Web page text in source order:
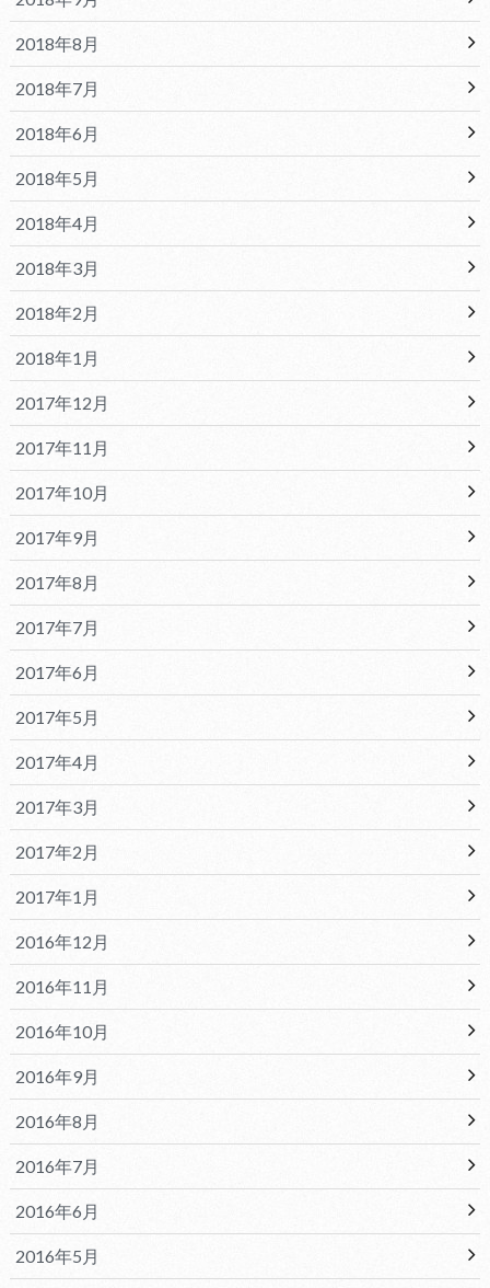
2018年8月
2018年7月
2018年6月
2018年5月
2018年4月
2018年3月
2018年2月
2018年1月
2017年12月
2017年11月
2017年10月
2017年9月
2017年8月
2017年7月
2017年6月
2017年5月
2017年4月
2017年3月
2017年2月
2017年1月
2016年12月
2016年11月
2016年10月
2016年9月
2016年8月
2016年7月
2016年6月
2016年5月